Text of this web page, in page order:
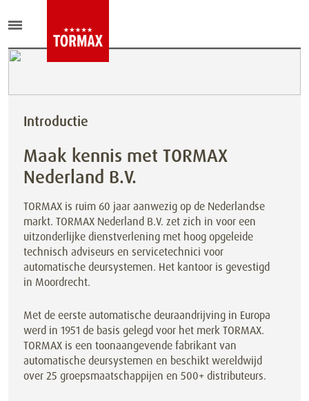
Introductie
Maak kennis met TORMAX
Nederland B.V.
TORMAX is ruim 60 jaar aanwezig op de Nederlandse
markt. TORMAX Nederland B.V. zet zich in voor een
uitzonderlijke dienstverlening met hoog opgeleide
technisch adviseurs en servicetechnici voor
automatische deursystemen. Het kantoor is gevestigd
in Moordrecht.
Met de eerste automatische deuraandrijving in Europa
werd in 1951 de basis gelegd voor het merk TORMAX.
TORMAX is een toonaangevende fabrikant van
automatische deursystemen en beschikt wereldwijd
over 25 groepsmaatschappijen en 500+ distributeurs.